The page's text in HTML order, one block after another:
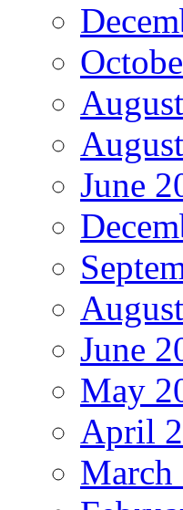
June
June
May
April
March